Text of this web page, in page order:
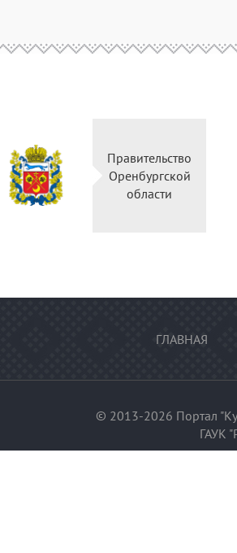
Правительство
Оренбургской
области
ГЛАВНАЯ
© 2013-2026 Портал
ГАУК